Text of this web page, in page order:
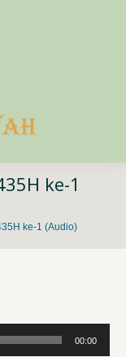
ke-1
ke-1 (Audio)
00:00